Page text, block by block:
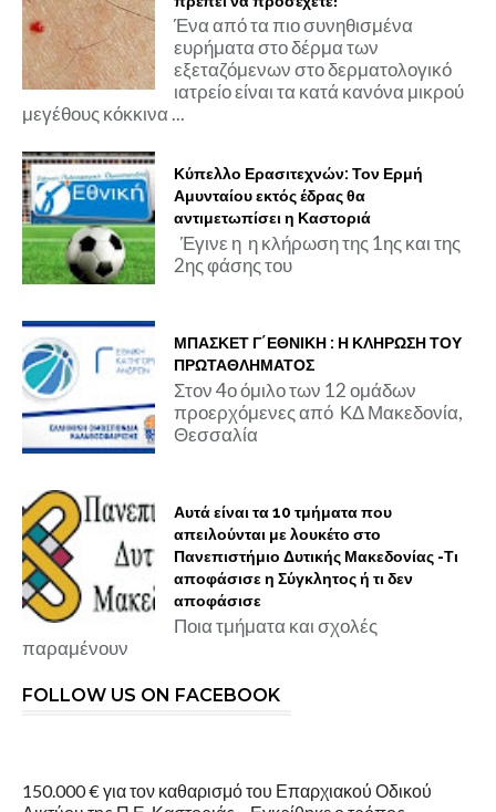
Ένα από τα πιο συνηθισμένα
ευρήματα στο δέρμα των
εξεταζόμενων στο δερματολογικό
ιατρείο είναι τα κατά κανόνα μικρού
μεγέθους κόκκινα ...
Κύπελλο Ερασιτεχνών: Τον Ερμή
Αμυνταίου εκτός έδρας θα
αντιμετωπίσει η Καστοριά
Έγινε η η κλήρωση της 1ης και της
2ης φάσης του
ΜΠΑΣΚΕΤ Γ΄ΕΘΝΙΚΗ : Η ΚΛΗΡΩΣΗ ΤΟΥ
ΠΡΩΤΑΘΛΗΜΑΤΟΣ
Στον 4ο όμιλο των 12 ομάδων
προερχόμενες από ΚΔ Μακεδονία,
Θεσσαλία
Αυτά είναι τα 10 τμήματα που
απειλούνται με λουκέτο στο
Πανεπιστήμιο Δυτικής Μακεδονίας -Τι
αποφάσισε η Σύγκλητος ή τι δεν
αποφάσισε
Ποια τμήματα και σχολές
παραμένουν
FOLLOW US ON FACEBOOK
150.000 € για τον καθαρισμό του Επαρχιακού Οδικού